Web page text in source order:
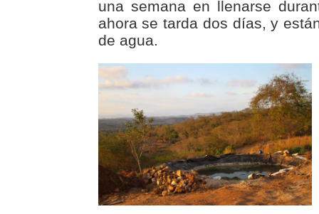
una semana en llenarse
ahora se tarda dos días, y
de agua.